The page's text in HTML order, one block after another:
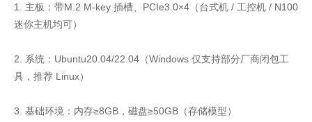
1. 主板：带M.2 M-key 插槽、PCIe3.0×4（台式机 / 工控机 / N100
迷你主机均可）
2. 系统：Ubuntu20.04/22.04（Windows 仅支持部分厂商闭包工
具，推荐 Linux）
3. 基础环境：内存≥8GB，磁盘≥50GB（存储模型）